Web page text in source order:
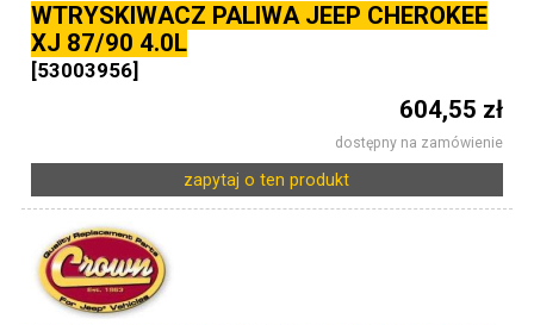
WTRYSKIWACZ PALIWA JEEP CHEROKEE
XJ 87/90 4.0L
[53003956]
604,55 zł
dostępny na zamówienie
zapytaj o ten produkt